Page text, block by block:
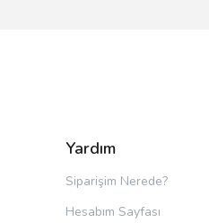
Yardım
Siparişim Nerede?
Hesabım Sayfası